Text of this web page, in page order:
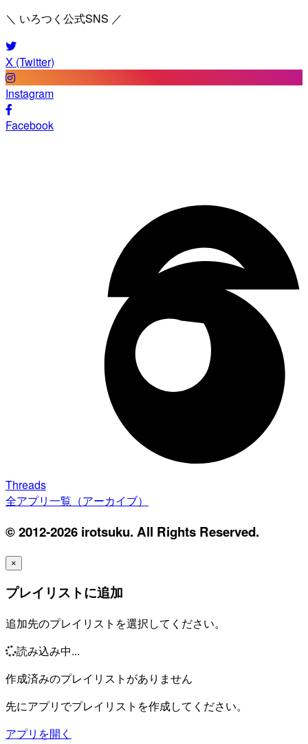
＼ いろつく公式SNS ／
X (Twitter)
Instagram
Facebook
Threads
全アプリ一覧（アーカイブ）
© 2012-2026 irotsuku. All Rights Reserved.
×
プレイリストに追加
追加先のプレイリストを選択してください。
読み込み中...
作成済みのプレイリストがありません
先にアプリでプレイリストを作成してください。
アプリを開く